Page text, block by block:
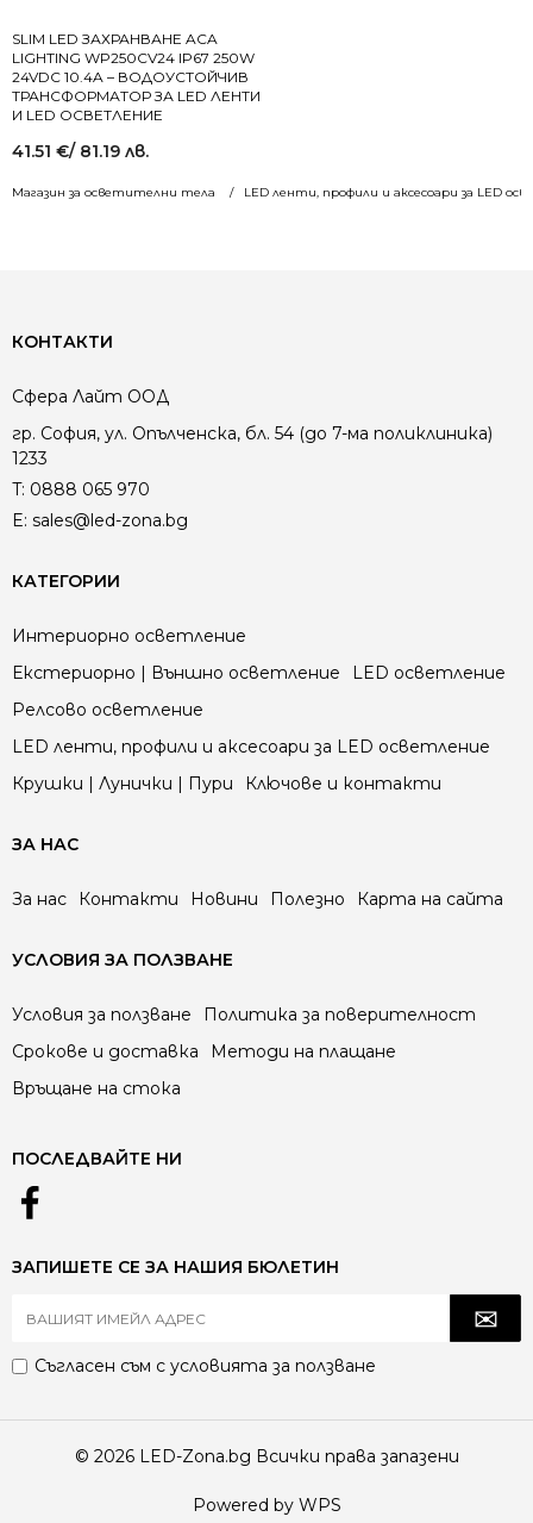
Магазин за осветителни тела LED ленти, профили и аксесоари за LED
SLIM LED ЗАХРАНВАНЕ ACA
LIGHTING WP250CV24 IP67 250W
24VDC 10.4A – ВОДОУСТОЙЧИВ
ТРАНСФОРМАТОР ЗА LED ЛЕНТИ
И LED ОСВЕТЛЕНИЕ
41.51 €/ 81.19 лв.
КОНТАКТИ
Сфера Лайт ООД
гр. София, ул. Опълченска, бл. 54 (до 7-ма поликлиника)
1233
T: 0888 065 970
E: sales@led-zona.bg
КАТЕГОРИИ
Интериорно осветление
Екстериорно | Външно осветление
LED осветление
Релсово осветление
LED ленти, профили и аксесоари за LED осветление
Крушки | Лунички | Пури
Ключове и контакти
ЗА НАС
За нас Контакти Новини Полезно Карта на сайта
УСЛОВИЯ ЗА ПОЛЗВАНЕ
Условия за ползване
Политика за поверителност
Срокове и доставка
Методи на плащане
Връщане на стока
ПОСЛЕДВАЙТЕ НИ
ЗАПИШЕТЕ СЕ ЗА НАШИЯ БЮЛЕТИН
Съгласен съм с условията за ползване
© 2026 LED-Zona.bg Всички права запазени
Powered by WPS